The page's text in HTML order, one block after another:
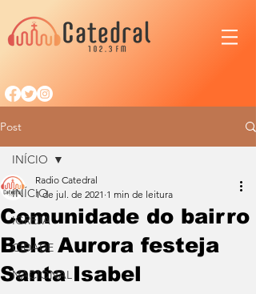
Post
INÍCIO
IGREJA
CIDADE
NACIONAL
INÍCIO
Comunidade do bairro
Bela Aurora festeja
Santa Isabel
Radio Catedral
1 de jul. de 2021 1 min de leitura